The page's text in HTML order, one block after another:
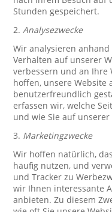
Stunden gespeichert.
2.Analysezwecke
Wir analysieren
Verhalten auf unserer
verbessern und an Ihre
hoffen, unsere Website
benutzerfreundlich
erfassen wir, welche
und wie Sie auf
3. Marketingzwecke
Wir hoffen natürlich,
häufig nutzen, und
und Tracker zu
wir Ihnen interessante
anbieten. Zu diesem